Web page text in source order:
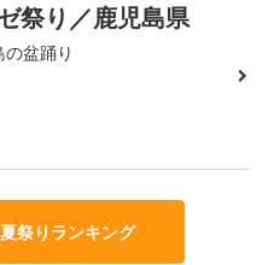
祭り／鹿児島県
盆踊り
祭りランキング